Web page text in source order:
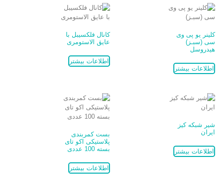
کلینر یو پی وی
سی (سبـز)
هیدروسل
اطلاعات بیشتر
کانال فلکسیبل با
عایق الاستومری
اطلاعات بیشتر
شیر شبکه کیز
ایران
اطلاعات بیشتر
بست کمربندی
پلاستیکی اکو تای
بسته 100 عددی
اطلاعات بیشتر